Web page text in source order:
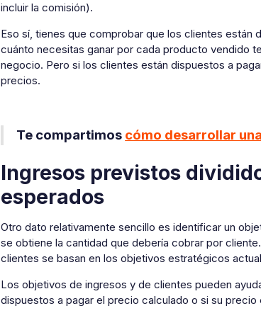
incluir la comisión).
Eso sí, tienes que comprobar que los clientes
cuánto necesitas ganar por cada producto vendido
negocio. Pero si los clientes están dispuestos a
precios.
Te compartimos cómo desarrollar
Ingresos previstos
esperados
Otro dato relativamente sencillo es identificar un
se obtiene la cantidad que debería cobrar por
clientes se basan en los objetivos estratégicos
Los objetivos de ingresos y de clientes pueden
dispuestos a pagar el precio calculado o si su